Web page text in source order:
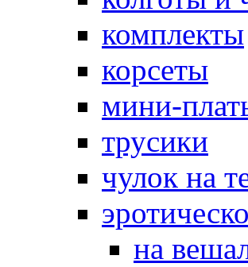
комплекты
корсеты
мини-
трусики
чулок на
на